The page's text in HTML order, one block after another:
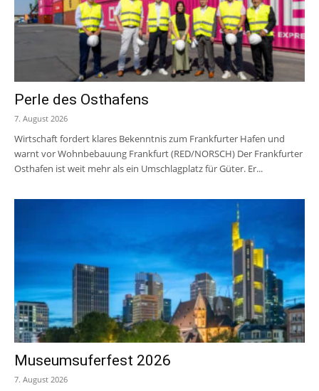
Perle des Osthafens
7. August 2026
Wirtschaft fordert klares Bekenntnis zum Frankfurter Hafen und
warnt vor Wohnbebauung Frankfurt (RED/NORSCH) Der Frankfurter
Osthafen ist weit mehr als ein Umschlagplatz für Güter. Er...
Museumsuferfest 2026
7. August 2026